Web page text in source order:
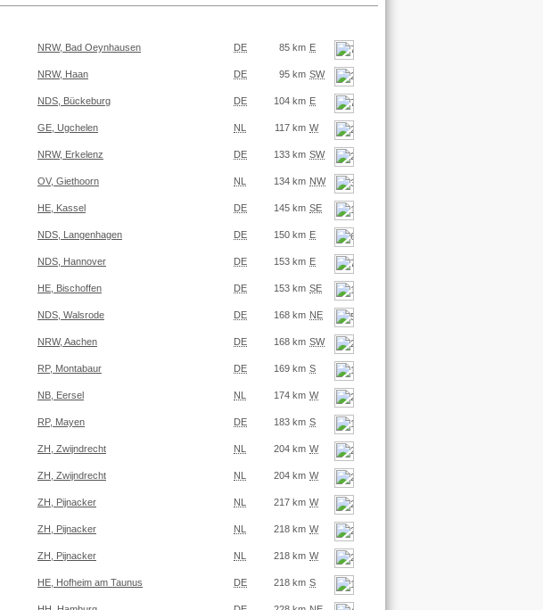
NRW, Bad Oeynhausen DE 85 km E
NRW, Haan DE 95 km SW
NDS, Bückeburg DE 104 km E
GE, Ugchelen NL 117 km W
NRW, Erkelenz DE 133 km SW
OV, Giethoorn NL 134 km NW
HE, Kassel DE 145 km SE
NDS, Langenhagen DE 150 km E
NDS, Hannover DE 153 km E
HE, Bischoffen DE 153 km SE
NDS, Walsrode DE 168 km NE
NRW, Aachen DE 168 km SW
RP, Montabaur DE 169 km S
NB, Eersel NL 174 km W
RP, Mayen DE 183 km S
ZH, Zwijndrecht NL 204 km W
ZH, Zwijndrecht NL 204 km W
ZH, Pijnacker NL 217 km W
ZH, Pijnacker NL 218 km W
ZH, Pijnacker NL 218 km W
HE, Hofheim am Taunus DE 218 km S